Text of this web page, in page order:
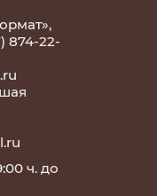
874-22-
ч. до